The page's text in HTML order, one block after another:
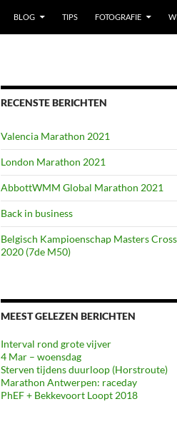
BLOG TIPS FOTOGRAFIE
RECENSTE BERICHTEN
Valencia Marathon 2021
London Marathon 2021
AbbottWMM Global Marathon 2021
Back in business
Belgisch Kampioenschap Masters
2020 (7de M50)
MEEST GELEZEN BERICHTEN
Interval rond grote vijver
4 Mar – woensdag
Sterven tijdens duurloop (Horstroute)
Marathon Antwerpen: raceday
PhEF + Bekkevoort Loopt 2018